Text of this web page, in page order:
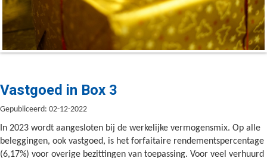
Vastgoed in Box 3
Gepubliceerd: 02-12-2022
In 2023 wordt aangesloten bij de werkelijke vermogensmix. Op alle
beleggingen, ook vastgoed, is het forfaitaire rendementspercentage
(6,17%) voor overige bezittingen van toepassing. Voor veel verhuurd